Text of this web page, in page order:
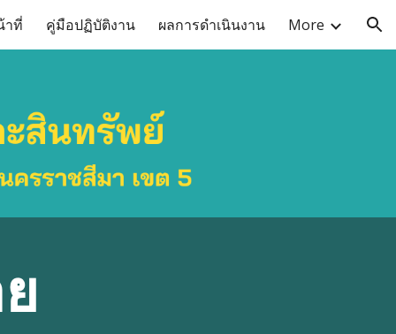
าที่ คู่มือปฏิบัติงาน ผลการดำเนินงาน More